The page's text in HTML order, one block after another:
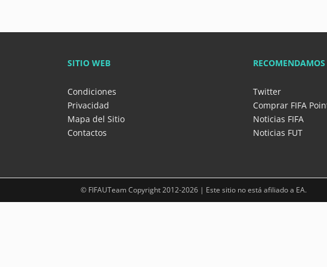
SITIO WEB
Condiciones
Privacidad
Mapa del Sitio
Contactos
RECOMENDAMOS
Twitter
Comprar FIFA
Noticias FIFA
Noticias FUT
© FIFAUTeam Copyright 2012-2026 | Este sitio no está afiliado a EA.